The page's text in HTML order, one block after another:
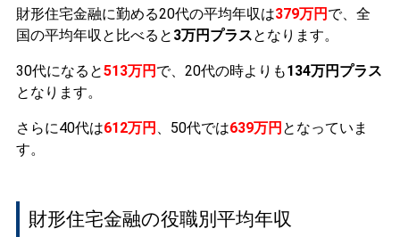
財形住宅金融に勤める20代の平均年収は379万円 で、全
国の平均年収と比べると 3万円プラスとなります。
30代になると513万円 で、20代の時よりも134万円プラス
となります。
さらに40代は612万円 、50代では639万円 となっていま
す。
財形住宅金融の役職別平均年収